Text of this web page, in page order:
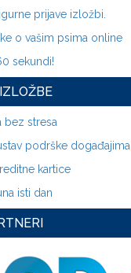
prijave izložbi.
o vašim psima online
sekundi!
bez stresa
podrške događajima
kartice
isti dan